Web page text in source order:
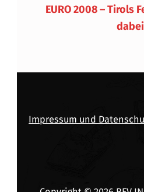
EURO 2008 – Tirols
dabei
Impressum und